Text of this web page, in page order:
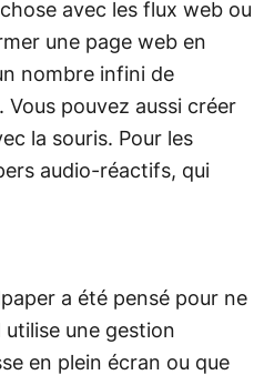
avec les flux web ou
une page web en
nombre infini de
pouvez aussi créer
la souris. Pour les
audio-réactifs, qui
a été pensé pour ne
une gestion
en plein écran ou que